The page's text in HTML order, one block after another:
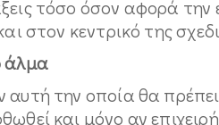
τόσο όσον αφορά την
στον κεντρικό της
άλμα
αυτή την οποία θα
και μόνο αν